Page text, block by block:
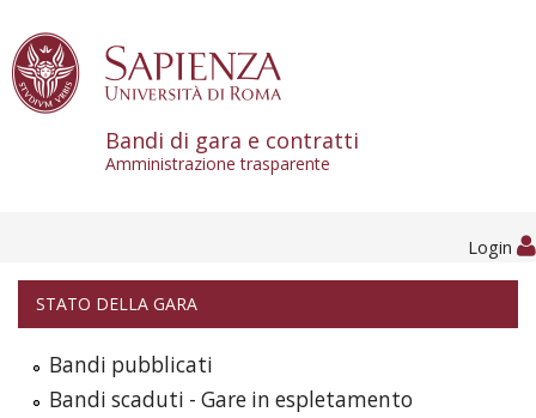
Bandi di gara e contratti
Amministrazione trasparente
Login
STATO DELLA GARA
Bandi pubblicati
Bandi scaduti - Gare in espletamento